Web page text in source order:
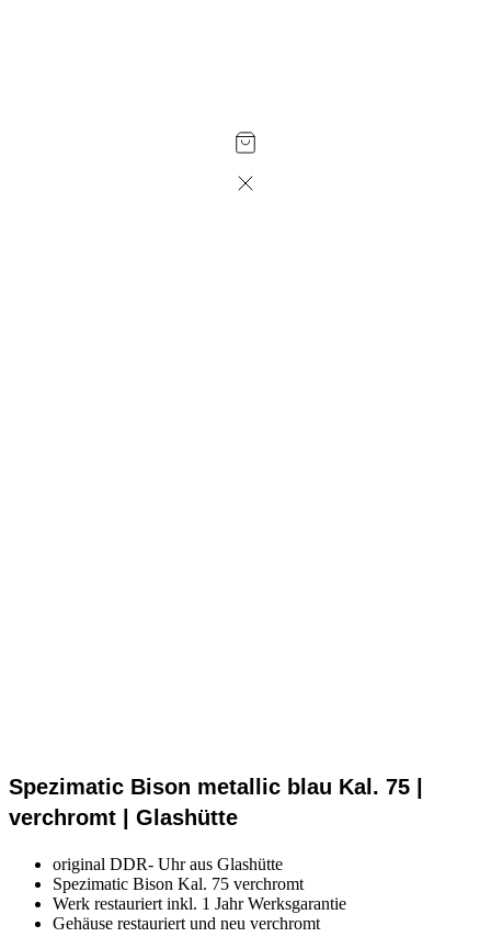
Spezimatic Bison metallic blau Kal. 75 |
verchromt | Glashütte
original DDR- Uhr aus Glashütte
Spezimatic Bison Kal. 75 verchromt
Werk restauriert inkl. 1 Jahr Werksgarantie
Gehäuse restauriert und neu verchromt